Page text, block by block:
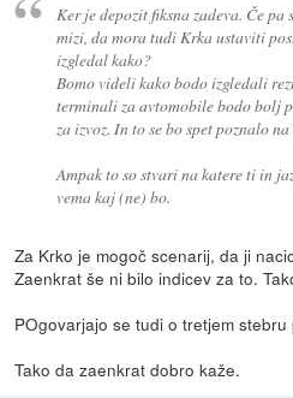
Ker je depozit fiksna zadeva. Če
mizi, da mora tudi Krka ustaviti
izgledal kako?
Bomo videli kako bodo izgledali
terminali za avtomobile bodo bolj
za izvoz. In to se bo spet poznalo na
Ampak to so stvari na katere ti in
vema kaj (ne) bo.
Za Krko je mogoč scenarij, da ji
Zaenkrat še ni bilo indicev za to.
POgovarjajo se tudi o tretjem stebru
Tako da zaenkrat dobro kaže.